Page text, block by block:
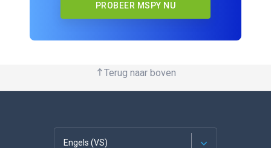
PROBEER MSPY NU
Terug naar boven
Engels (VS)